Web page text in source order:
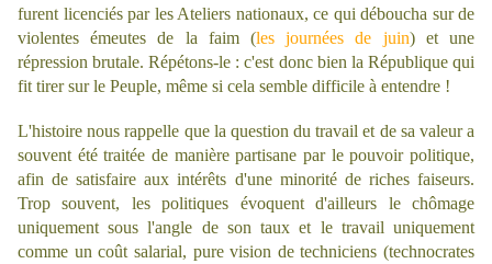
furent licenciés par les Ateliers nationaux, ce qui déboucha sur de
violentes émeutes de la faim(les journées de juin) et une
répression brutale. Répétons-le : c'est donc bien la République qui
fit tirer sur le Peuple, même si cela semble difficile à entendre !
L'histoire nous rappelle que la question du travail et de sa valeur a
souvent été traitée de manière partisane par le pouvoir politique,
afin de satisfaire aux intérêts d'une minorité de riches faiseurs.
Trop souvent, les politiques évoquent d'ailleurs le chômage
uniquement sous l'angle de son taux et le travail uniquement
comme un coût salarial, pure vision de techniciens (technocrates